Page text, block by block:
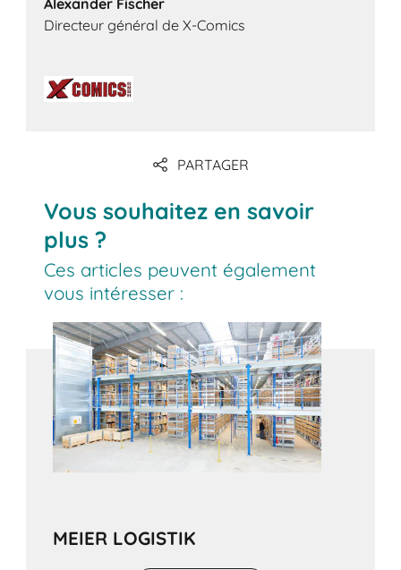
Directeur général de X-Comics
PARTAGER
Vous souhaitez en savoir
plus ?
Ces articles peuvent également
vous intéresser :
MEIER LOGISTIK